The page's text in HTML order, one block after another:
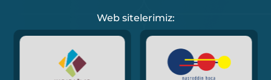
Web sitelerimiz: